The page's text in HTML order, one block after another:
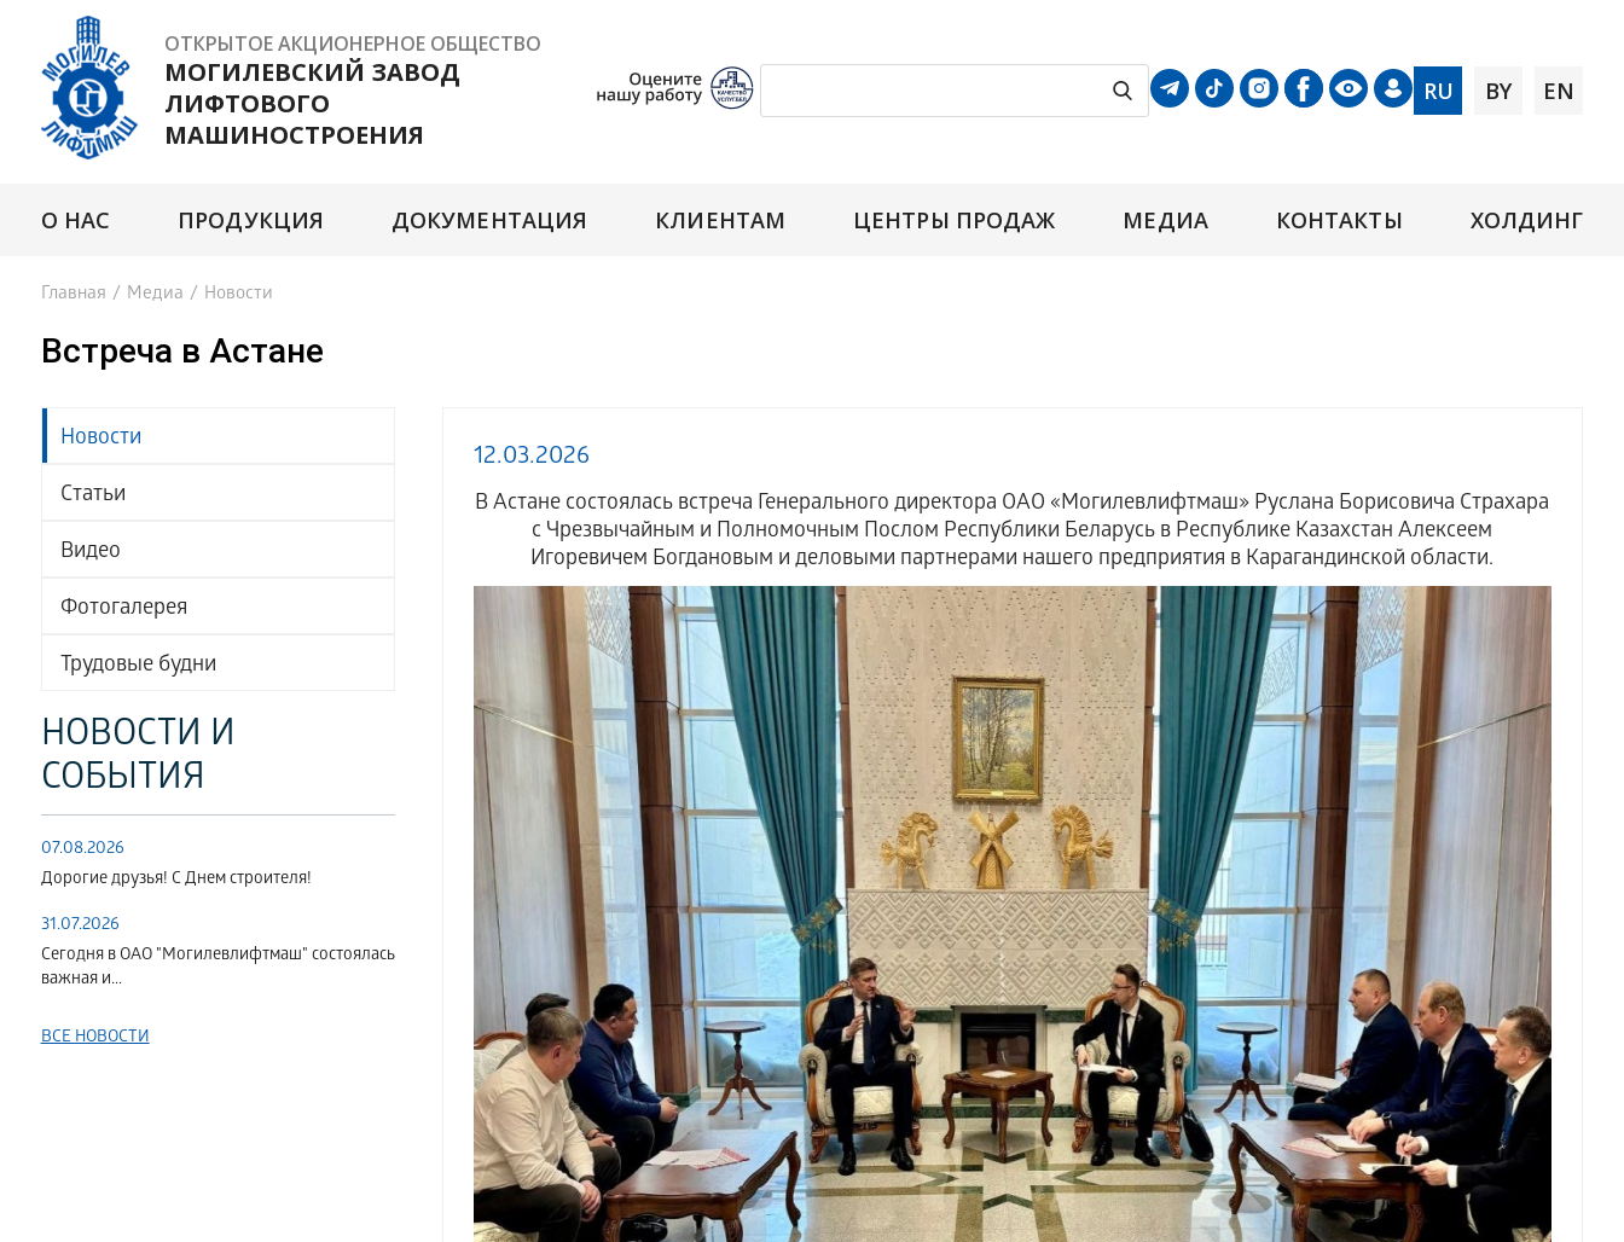
ОТКРЫТОЕ АКЦИОНЕРНОЕ ОБЩЕСТВО
МОГИЛЕВСКИЙ ЗАВОД
ЛИФТОВОГО
МАШИНОСТРОЕНИЯ
RU BY EN
О НАС ПРОДУКЦИЯ ДОКУМЕНТАЦИЯ КЛИЕНТАМ ЦЕНТРЫ ПРОДАЖ МЕДИА КОНТАКТЫ ХОЛДИНГ
Главная / Медиа / Новости
Встреча в Астане
Новости
Статьи
Видео
Фотогалерея
Трудовые будни
НОВОСТИ И
СОБЫТИЯ
07.08.2026
Дорогие друзья! С Днем строителя!
31.07.2026
Сегодня в ОАО "Могилевлифтмаш" состоялась
важная и...
ВСЕ НОВОСТИ
12.03.2026
В Астане состоялась встреча Генерального директора ОАО «Могилевлифтмаш» Руслана Борисовича Страхара
с Чрезвычайным и Полномочным Послом Республики Беларусь в Республике Казахстан Алексеем
Игоревичем Богдановым и деловыми партнерами нашего предприятия в Карагандинской области.